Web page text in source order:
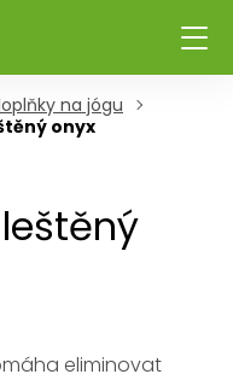
na jógu
onyx
eliminovat